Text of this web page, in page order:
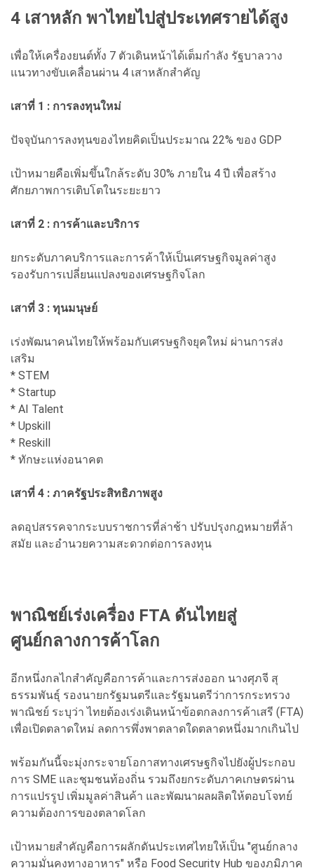
4 เสาหลัก พาไทยไปสู่ประเทศรายได้สูง
เพื่อให้เครื่องยนต์ทั้ง 7 ตัวเดินหน้าได้เต็มกำลัง รัฐบาลวาง
แนวทางขับเคลื่อนผ่าน 4 เสาหลักสำคัญ
เสาที่ 1 : การลงทุนใหม่
ปัจจุบันการลงทุนของไทยคิดเป็นประมาณ 22% ของ GDP
เป้าหมายคือเพิ่มขึ้นใกล้ระดับ 30% ภายใน 4 ปี เพื่อสร้าง
ศักยภาพการเติบโตในระยะยาว
เสาที่ 2 : การค้าและบริการ
ยกระดับภาคบริการและการค้าให้เป็นเศรษฐกิจมูลค่าสูง
รองรับการเปลี่ยนแปลงของเศรษฐกิจโลก
เสาที่ 3 : ทุนมนุษย์
เร่งพัฒนาคนไทยให้พร้อมกับเศรษฐกิจยุคใหม่ ผ่านการส่ง
เสริม
* STEM
* Startup
* AI Talent
* Upskill
* Reskill
* ทักษะแห่งอนาคต
เสาที่ 4 : ภาครัฐประสิทธิภาพสูง
ลดอุปสรรคจากระบบราชการที่ล่าช้า ปรับปรุงกฎหมายที่ล้า
สมัย และอำนวยความสะดวกต่อการลงทุน
พาณิชย์เร่งเครื่อง FTA ดันไทยสู่
ศูนย์กลางการค้าโลก
อีกหนึ่งกลไกสำคัญคือการค้าและการส่งออก นางศุภจี สุ
ธรรมพันธุ์ รองนายกรัฐมนตรีและรัฐมนตรีว่าการกระทรวง
พาณิชย์ ระบุว่า ไทยต้องเร่งเดินหน้าข้อตกลงการค้าเสรี (FTA)
เพื่อเปิดตลาดใหม่ ลดการพึ่งพาตลาดใดตลาดหนึ่งมากเกินไป
พร้อมกันนี้จะมุ่งกระจายโอกาสทางเศรษฐกิจไปยังผู้ประกอบ
การ SME และชุมชนท้องถิ่น รวมถึงยกระดับภาคเกษตรผ่าน
การแปรรูป เพิ่มมูลค่าสินค้า และพัฒนาผลผลิตให้ตอบโจทย์
ความต้องการของตลาดโลก
เป้าหมายสำคัญคือการผลักดันประเทศไทยให้เป็น "ศูนย์กลาง
ความมั่นคงทางอาหาร" หรือ Food Security Hub ของภูมิภาค